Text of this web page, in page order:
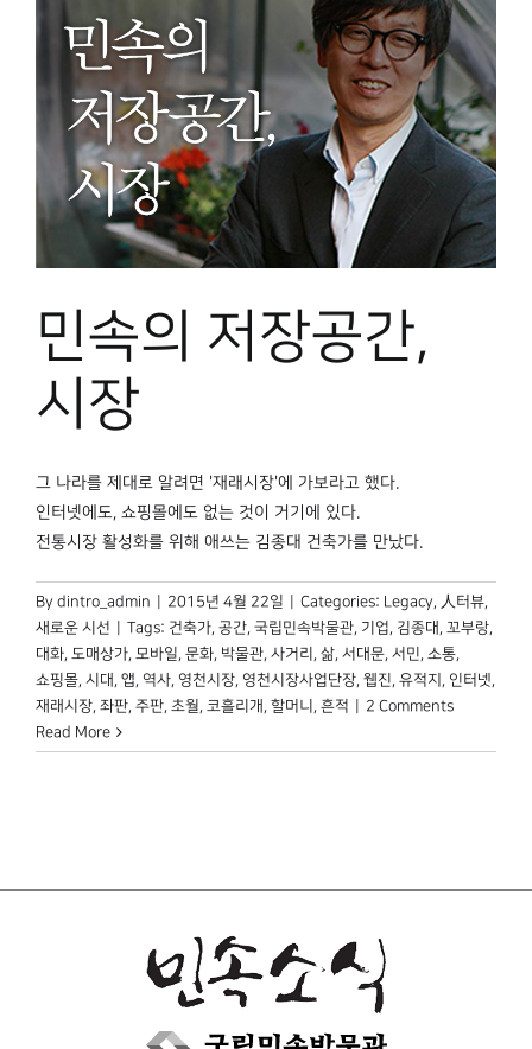
민속의 저장공간,
시장
그 나라를 제대로 알려면 '재래시장'에 가보라고 했다.
인터넷에도, 쇼핑몰에도 없는 것이 거기에 있다.
전통시장 활성화를 위해 애쓰는 김종대 건축가를 만났다.
By dintro_admin 2015년 4월 22일 Categories: Legacy 人터뷰
새로운 시선
Tags: 건축가 공간 국립민속박물관 기업 김종대 꼬부랑
대화 도매상가 모바일 문화 박물관 사거리 삶 서대문 서민 소통
쇼핑몰 시대 앱 역사 영천시장 영천시장사업단장 웹진 유적지 인터넷
재래시장 좌판 주판 초월 코흘리개 할머니 흔적
2 Comments
Read More